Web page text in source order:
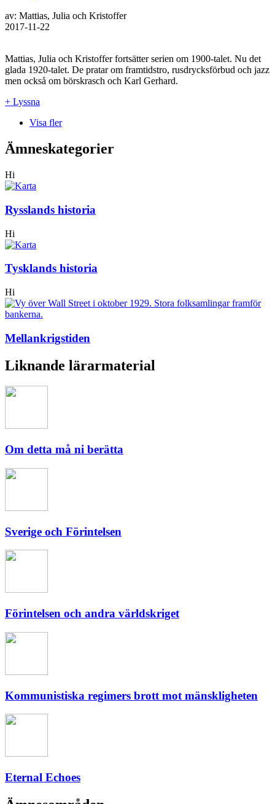
av: Mattias, Julia och Kristoffer
2017-11-22
Mattias, Julia och Kristoffer fortsätter serien om 1900-talet. Nu det
glada 1920-talet. De pratar om framtidstro, rusdrycksförbud och jazz
men också om börskrasch och Karl Gerhard.
+ Lyssna
Visa fler
Ämneskategorier
Hi
Rysslands historia
Hi
Tysklands historia
Hi
Mellankrigstiden
Liknande lärarmaterial
Om detta må ni berätta
Sverige och Förintelsen
Förintelsen och andra världskriget
Kommunistiska regimers brott mot mänskligheten
Eternal Echoes